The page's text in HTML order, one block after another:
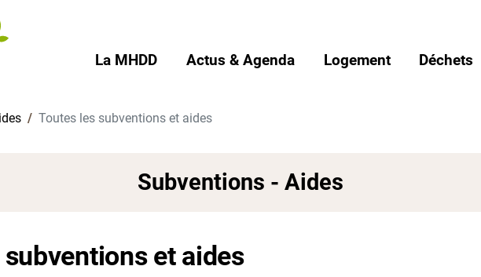
La MHDD Actus & Agenda Logement Déchets
Toutes les subventions et aides
Subventions - Aides
et aides